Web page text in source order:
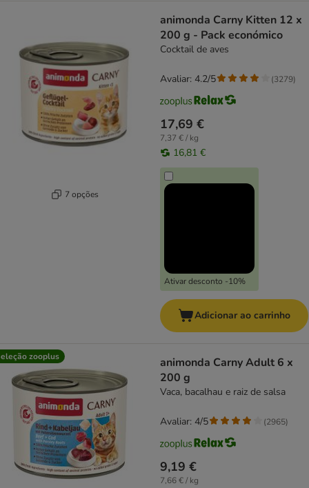
7 opções
animonda Carny Kitten 12 x
200 g - Pack económico
Cocktail de aves
17,69 €
7,37 € / kg
16,81 €
Ativar desconto -10%
Avaliar: 4.2/5 (3279)
Adicionar ao carrinho
zooplus
animonda Carny Adult 6 x
200 g
Vaca, bacalhau e raiz de salsa
9,19 €
7,66 € / kg
Avaliar: 4/5 (2965)